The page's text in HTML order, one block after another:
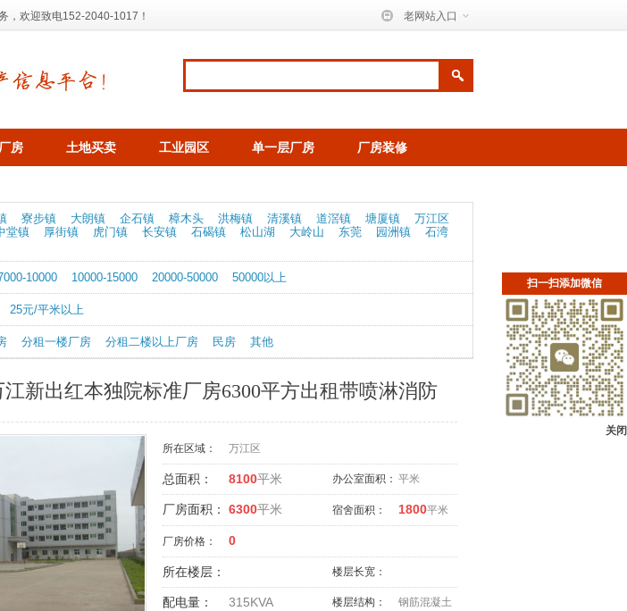
老网站入口
，欢迎致电152-2040-1017！
房 土地买卖 工业园区 单一层厂房 厂房装修
寮步镇 大朗镇 企石镇 樟木头 洪梅镇 清溪镇 道滘镇 塘厦镇
万江区
堂镇 厚街镇 虎门镇 长安镇 石碣镇 松山湖 大岭山 东莞 园洲镇
石湾
10000 10000-15000 20000-50000 50000以上
25元/平米以上
分租一楼厂房 分租二楼以上厂房 民房 其他
江新出红本独院标准厂房6300平方出租带喷淋消防
所在区域： 万江区
总面积： 8100平米 办公室面积： 平米
厂房面积： 6300平米 宿舍面积： 1800平米
厂房价格： 0
所在楼层： 楼层长宽：
配电量： 315KVA 楼层结构： 钢筋混凝土
扫一扫添加微信
关闭